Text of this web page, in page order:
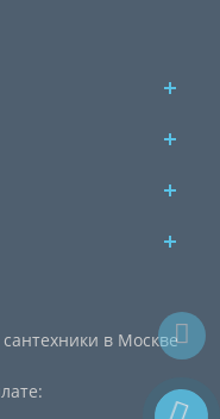
в Москве